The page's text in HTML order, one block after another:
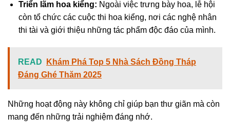
Triển lãm hoa kiểng: Ngoài việc trưng bày hoa, lễ hội
còn tổ chức các cuộc thi hoa kiểng, nơi các nghệ nhân
thi tài và giới thiệu những tác phẩm độc đáo của mình.
READ
Khám Phá Top 5 Nhà Sách Đồng Tháp
Đáng Ghé Thăm 2025
Những hoạt động này không chỉ giúp bạn thư giãn mà còn
mang đến những trải nghiệm đáng nhớ.